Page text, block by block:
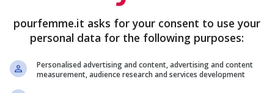
internazionale, spingendo molte
aree giochi o menù dedicati. Le mete più
pourfemme.it asks for your consent to use your
personal data for the following purposes:
Personalised advertising and content, advertising and content
measurement, audience research and services development